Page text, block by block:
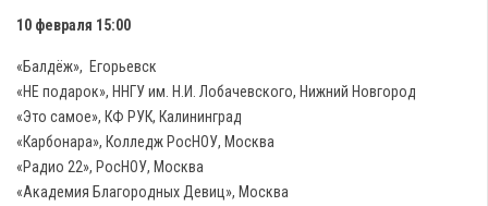
10 февраля 15:00
«Балдёж», Егорьевск
«НЕ подарок», ННГУ им. Н.И. Лобачевского, Нижний Новгород
«Это самое», КФ РУК, Калининград
«Карбонара», Колледж РосНОУ, Москва
«Радио 22», РосНОУ, Москва
«Академия Благородных Девиц», Москва